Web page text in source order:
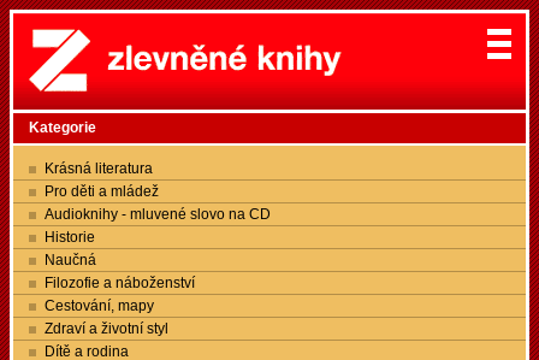
Kategorie
Krásná literatura
Pro děti a mládež
Audioknihy - mluvené slovo na CD
Historie
Naučná
Filozofie a náboženství
Cestování, mapy
Zdraví a životní styl
Dítě a rodina